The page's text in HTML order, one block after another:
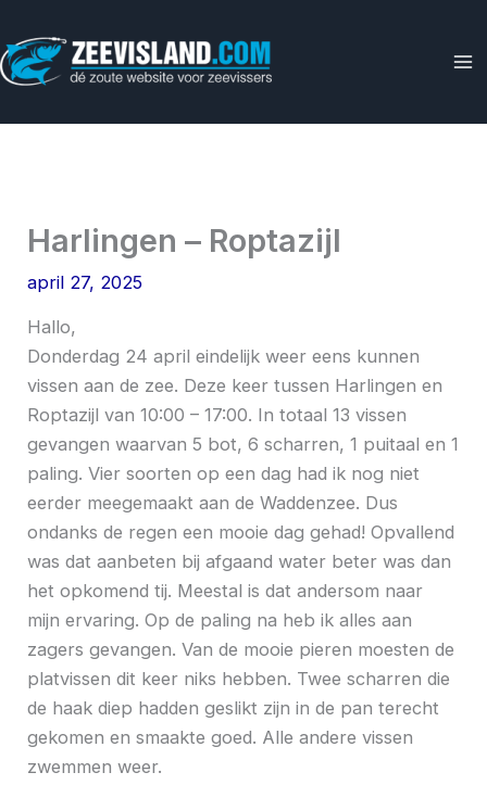
naar
de
Harlingen – Roptazijl
april 27, 2025
Hallo,
Donderdag 24 april eindelijk weer eens kunnen
vissen aan de zee. Deze keer tussen Harlingen en
Roptazijl van 10:00 – 17:00. In totaal 13 vissen
gevangen waarvan 5 bot, 6 scharren, 1 puitaal en 1
paling. Vier soorten op een dag had ik nog niet
eerder meegemaakt aan de Waddenzee. Dus
ondanks de regen een mooie dag gehad! Opvallend
was dat aanbeten bij afgaand water beter was dan
het opkomend tij. Meestal is dat andersom naar
mijn ervaring. Op de paling na heb ik alles aan
zagers gevangen. Van de mooie pieren moesten de
platvissen dit keer niks hebben. Twee scharren die
de haak diep hadden geslikt zijn in de pan terecht
gekomen en smaakte goed. Alle andere vissen
zwemmen weer.